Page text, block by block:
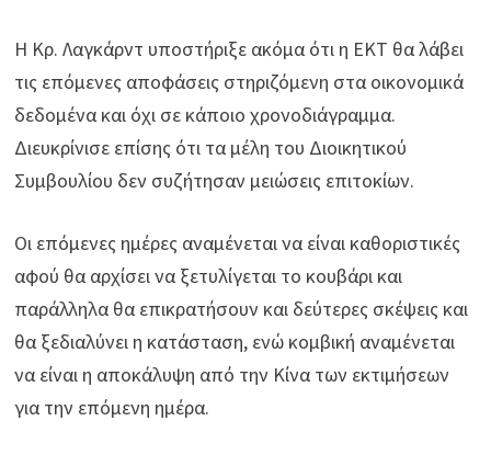
Η Κρ. Λαγκάρντ υποστήριξε ακόμα ότι η ΕΚΤ θα λάβει
τις επόμενες αποφάσεις στηριζόμενη στα οικονομικά
δεδομένα και όχι σε κάποιο χρονοδιάγραμμα.
Διευκρίνισε επίσης ότι τα μέλη του Διοικητικού
Συμβουλίου δεν συζήτησαν μειώσεις επιτοκίων.
Οι επόμενες ημέρες αναμένεται να είναι καθοριστικές
αφού θα αρχίσει να ξετυλίγεται το κουβάρι και
παράλληλα θα επικρατήσουν και δεύτερες σκέψεις και
θα ξεδιαλύνει η κατάσταση, ενώ κομβική αναμένεται
να είναι η αποκάλυψη από την Κίνα των εκτιμήσεων
για την επόμενη ημέρα.